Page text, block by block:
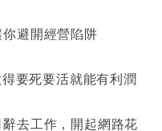
避開經營陷阱
要死要活就能有利潤
去工作，開起網路花